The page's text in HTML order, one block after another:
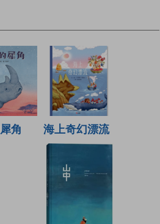
角
海上奇幻漂流